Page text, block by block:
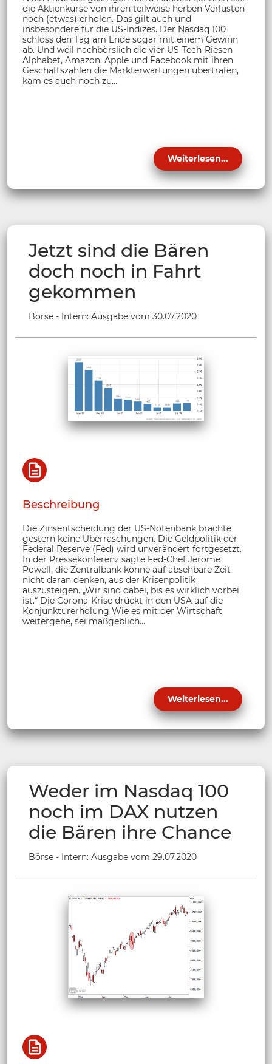
die Aktienkurse von ihren teilweise herben Verlusten
noch (etwas) erholen. Das gilt auch und
insbesondere für die US-Indizes. Der Nasdaq 100
schloss den Tag am Ende sogar mit einem Gewinn
ab. Und weil nachbörslich die vier US-Tech-Riesen
Alphabet, Amazon, Apple und Facebook mit ihren
Geschäftszahlen die Markterwartungen übertrafen,
kam es auch noch zu...
Weiterlesen...
Jetzt sind die Bären
doch noch in Fahrt
gekommen
Börse - Intern: Ausgabe vom 30.07.2020
Beschreibung
Die Zinsentscheidung der US-Notenbank brachte
gestern keine Überraschungen. Die Geldpolitik der
Federal Reserve (Fed) wird unverändert fortgesetzt.
In der Pressekonferenz sagte Fed-Chef Jerome
Powell, die Zentralbank könne auf absehbare Zeit
nicht daran denken, aus der Krisenpolitik
auszusteigen. „Wir sind dabei, bis es wirklich vorbei
ist.“ Die Corona-Krise drückt in den USA auf die
Konjunkturerholung Wie es mit der Wirtschaft
weitergehe, sei maßgeblich...
Weiterlesen...
Weder im Nasdaq 100
noch im DAX nutzen
die Bären ihre Chance
Börse - Intern: Ausgabe vom 29.07.2020